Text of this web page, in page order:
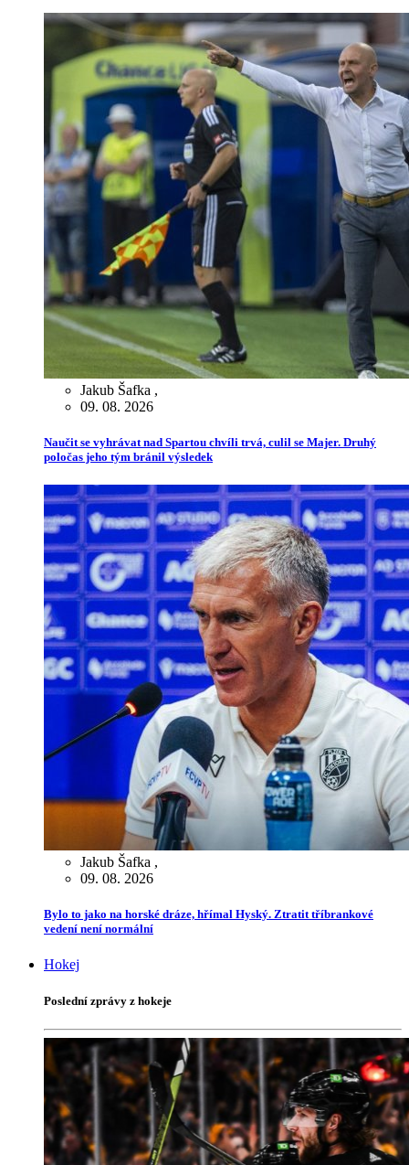
Jakub Šafka ,
09. 08. 2026
Naučit se vyhrávat nad Spartou chvíli trvá, culil se Majer. Druhý
poločas jeho tým bránil výsledek
Jakub Šafka ,
09. 08. 2026
Bylo to jako na horské dráze, hřímal Hyský. Ztratit tříbrankové
vedení není normální
Hokej
Poslední zprávy z hokeje